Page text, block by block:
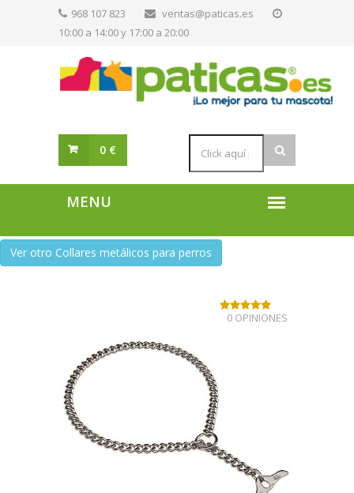
968 107 823
ventas@paticas.es
10:00 a 14:00 y 17:00 a 20:00
0 €
Ver otro Collares metálicos para perros
0 OPINIONES